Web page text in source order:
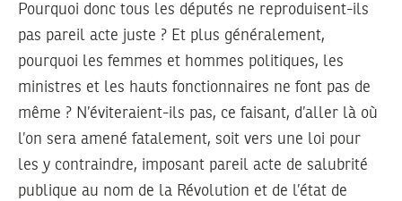
Pourquoi donc tous les députés ne reproduisent-ils
pas pareil acte juste ? Et plus généralement,
pourquoi les femmes et hommes politiques, les
ministres et les hauts fonctionnaires ne font pas de
même ? N’éviteraient-ils pas, ce faisant, d’aller là où
l’on sera amené fatalement, soit vers une loi pour
les y contraindre, imposant pareil acte de salubrité
publique au nom de la Révolution et de l’état de